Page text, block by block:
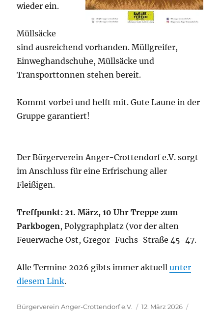
wieder ein.
Müllsäcke
sind ausreichend vorhanden. Müllgreifer,
Einweghandschuhe, Müllsäcke und
Transporttonnen stehen bereit.
Kommt vorbei und helft mit. Gute Laune in der
Gruppe garantiert!
Der Bürgerverein Anger-Crottendorf e.V. sorgt
im Anschluss für eine Erfrischung aller
Fleißigen.
Treffpunkt: 21. März, 10 Uhr Treppe zum
Parkbogen, Polygraphplatz (vor der alten
Feuerwache Ost, Gregor-Fuchs-Straße 45-47.
Alle Termine 2026 gibts immer aktuellunter
diesem Link.
Autor
Bürgerverein Anger-Crottendorf e.V.
Veröffentlicht
12. März 2026